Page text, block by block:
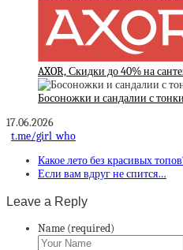
AXOR, Скидки до 40% на
Босоножки и сандалии с
17.06.2026
t.me/girl_who
Какое лето без красивых
Если вам вдруг не спится…
Leave a Reply
Name (required)